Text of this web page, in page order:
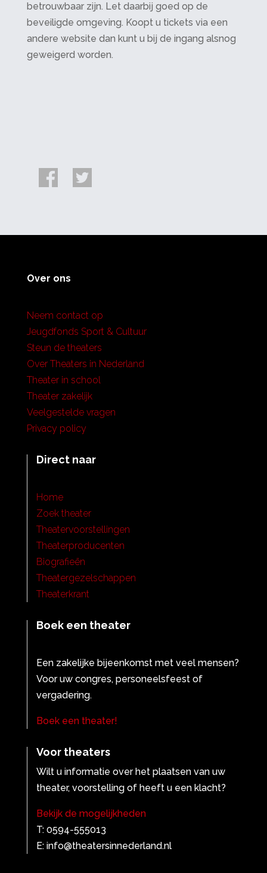
betrouwbaar zijn. Let daarbij goed op de
beveiligde omgeving. Koopt u tickets via een
andere website dan kunt u bij de ingang alsnog
geweigerd worden.
Over ons
Neem contact op
Jeugdfonds Sport & Cultuur
Steun de theaters
Over Theaters in Nederland
Theater in school
Theater zakelijk
Veelgestelde vragen
Privacy policy
Direct naar
Home
Zoek theater
Theatervoorstellingen
Theaterproducenten
Biografieën
Theatergezelschappen
Theaterkrant
Boek een theater
Een zakelijke bijeenkomst met veel mensen?
Voor uw congres, personeelsfeest of
vergadering.
Boek een theater!
Voor theaters
Wilt u informatie over het plaatsen van uw
theater, voorstelling of heeft u een klacht?
Bekijk de mogelijkheden
T: 0594-555013
E: info@theatersinnederland.nl